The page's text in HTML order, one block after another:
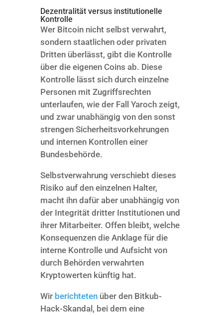
Dezentralität versus institutionelle
Kontrolle
Wer Bitcoin nicht selbst verwahrt,
sondern staatlichen oder privaten
Dritten überlässt, gibt die Kontrolle
über die eigenen Coins ab. Diese
Kontrolle lässt sich durch einzelne
Personen mit Zugriffsrechten
unterlaufen, wie der Fall Yaroch zeigt,
und zwar unabhängig von den sonst
strengen Sicherheitsvorkehrungen
und internen Kontrollen einer
Bundesbehörde.
Selbstverwahrung verschiebt dieses
Risiko auf den einzelnen Halter,
macht ihn dafür aber unabhängig von
der Integrität dritter Institutionen und
ihrer Mitarbeiter. Offen bleibt, welche
Konsequenzen die Anklage für die
interne Kontrolle und Aufsicht von
durch Behörden verwahrten
Kryptowerten künftig hat.
Wir berichtetenüber den Bitkub-
Hack-Skandal, bei dem eine